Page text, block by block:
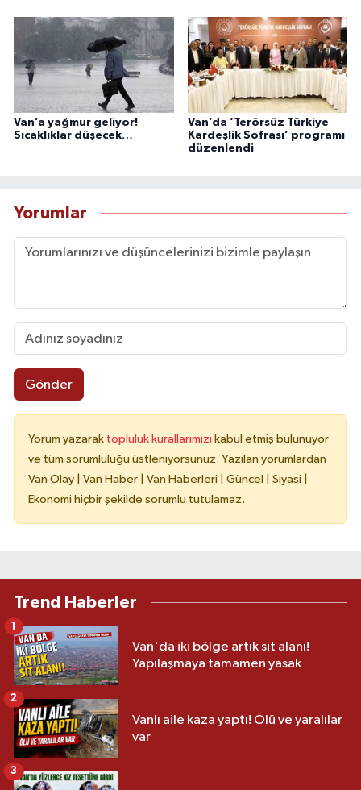
Van’a yağmur geliyor!
Sıcaklıklar düşecek…
Van’da ‘Terörsüz Türkiye
Kardeşlik Sofrası’ programı
düzenlendi
Yorumlar
Gönder
Yorum yazarak topluluk kurallarımızı kabul etmiş bulunuyor
ve tüm sorumluluğu üstleniyorsunuz. Yazılan yorumlardan
Van Olay | Van Haber | Van Haberleri | Güncel | Siyasi |
Ekonomi hiçbir şekilde sorumlu tutulamaz.
Trend Haberler
Van'da iki bölge artık sit alanı!
Yapılaşmaya tamamen yasak
1
Vanlı aile kaza yaptı! Ölü ve yaralılar
var
2
3